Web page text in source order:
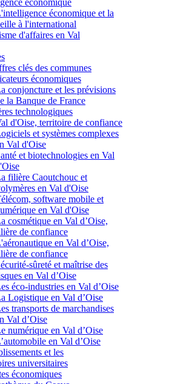
économique
économique et la
à l'international
d'affaires en Val
clés des communes
économiques
conjoncture et les prévisions
la Banque de France
technologiques
d'Oise, territoire de confiance
et systèmes complexes
Val d'Oise
et biotechnologies en Val
filière Caoutchouc et
en Val d'Oise
software mobile et
en Val d'Oise
cosmétique en Val d’Oise,
de confiance
en Val d’Oise,
de confiance
sûreté et maîtrise des
en Val d’Oise
éco-industries en Val d’Oise
Logistique en Val d’Oise
transports de marchandises
Val d’Oise
numérique en Val d’Oise
en Val d’Oise
et les
universitaires
économiques